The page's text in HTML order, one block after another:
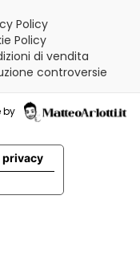
Policy
Policy
di vendita
controversie
by
privacy